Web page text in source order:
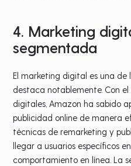
4. Marketing
segmentada
El marketing digital es una de
destaca notablemente. Con
digitales, Amazon ha sabido
publicidad online de manera
técnicas de remarketing y
llegar a usuarios específicos
comportamiento en línea. La